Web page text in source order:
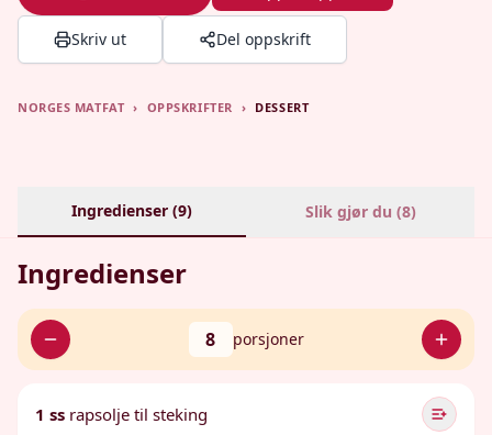
Skriv ut Del oppskrift
NORGES MATFAT › OPPSKRIFTER › DESSERT
Ingredienser (9) Slik gjør du (8)
Ingredienser
8 porsjoner
1 ss rapsolje til steking